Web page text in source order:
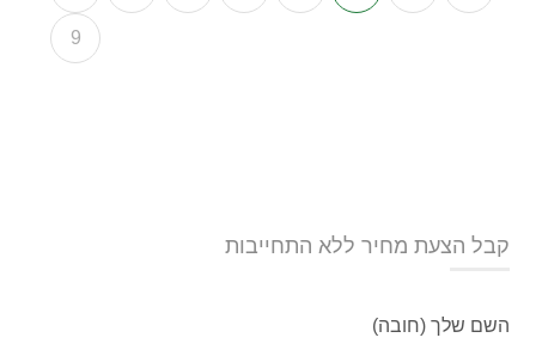
9
קבל הצעת מחיר ללא התחייבות
השם שלך (חובה)